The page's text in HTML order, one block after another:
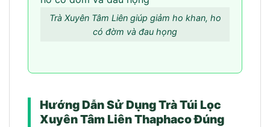
Trà Xuyên Tâm Liên giúp giảm ho khan, ho
có đờm và đau họng
Hướng Dẫn Sử Dụng Trà Túi Lọc
Xuyên Tâm Liên Thaphaco Đúng